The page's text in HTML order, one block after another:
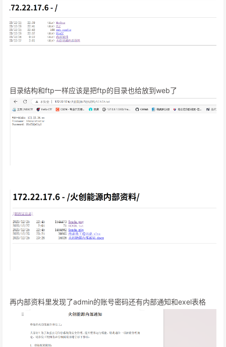
目录结构和ftp一样应该是把ftp的目录也给放到web了
再内部资料里发现了admin的账号密码还有内部通知和exel表格